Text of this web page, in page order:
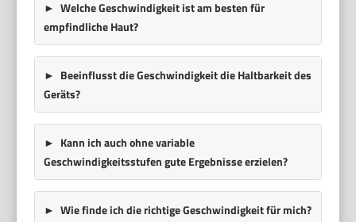
Welche Geschwindigkeit ist am besten für
empfindliche Haut?
Beeinflusst die Geschwindigkeit die Haltbarkeit des
Geräts?
Kann ich auch ohne variable
Geschwindigkeitsstufen gute Ergebnisse erzielen?
Wie finde ich die richtige Geschwindigkeit für mich?